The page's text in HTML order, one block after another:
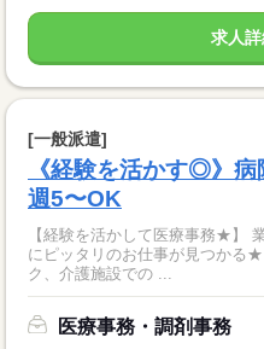
求人
[一般派遣]
《経験を活かす◎》
週5〜OK
【経験を活かして医療事務★】
にピッタリのお仕事が見つかる★ ◇お仕事内容◇ 病院やクリニッ
ク、介護施設での ...
医療事務・調剤事務